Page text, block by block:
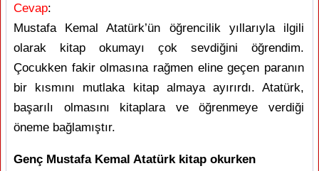
Cevap:
Mustafa Kemal Atatürk’ün öğrencilik yıllarıyla ilgili
olarak kitap okumayı çok sevdiğini öğrendim.
Çocukken fakir olmasına rağmen eline geçen paranın
bir kısmını mutlaka kitap almaya ayırırdı. Atatürk,
başarılı olmasını kitaplara ve öğrenmeye verdiği
öneme bağlamıştır.
Genç Mustafa Kemal Atatürk kitap okurken